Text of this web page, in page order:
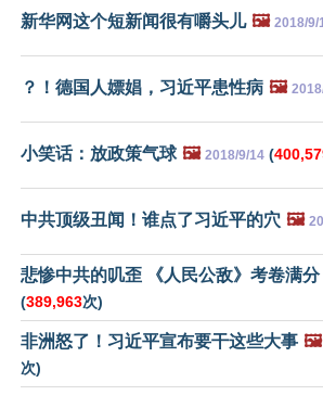
新华网这个短新闻很有嚼头儿 🖼️ 2018/9/
？！德国人嫖娼，习近平患性病 🖼️
小笑话：放政策气球 🖼️ 2018/9/14 (
中共顶级丑闻！谁点了习近平的穴 🖼️
悲惨中共的叽歪 《人民公敌》考卷满分
(389,963次)
非洲怒了！习近平宣布要干这些大事 🖼️
次)